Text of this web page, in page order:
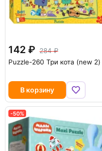
142
284
Puzzle-260 Три кота (new 2)
В корзину
-50%